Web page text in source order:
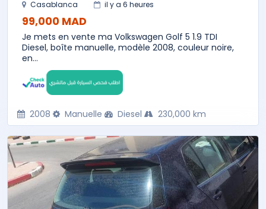
Casablanca il y a 6 heures
99,000 MAD
Je mets en vente ma Volkswagen Golf 5 1.9 TDI
Diesel, boîte manuelle, modèle 2008, couleur noire,
en...
2008 Manuelle Diesel 230,000 km